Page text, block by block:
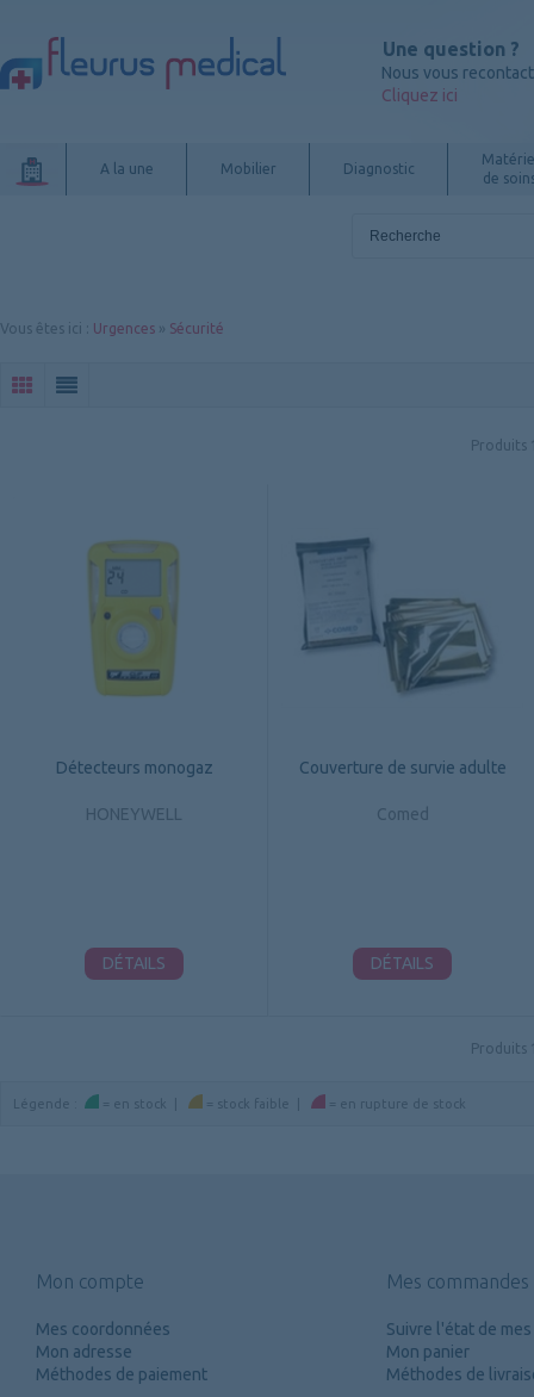
Une question ?
Nous vous
Cliquez ici
A la une Mobilier Diagnostic
de
Vous êtes ici Urgences » Sécurité
Produits
Détecteurs monogaz
HONEYWELL
DÉTAILS
Couverture de survie adulte
Comed
DÉTAILS
Produits
Légende = en stock = stock faible = en rupture de stock
Mon compte
Mes coordonnées
Mon adresse
Méthodes de paiement
Mes commandes
Suivre l'état de
Mon panier
Méthodes de